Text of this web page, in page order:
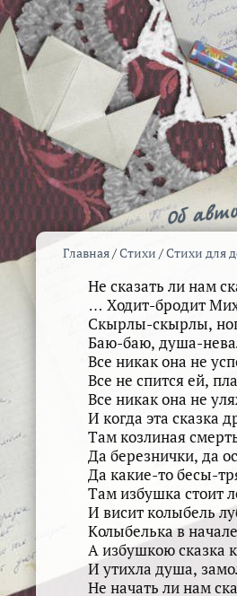
Главная/Стихи /Стихи для
Не сказать ли нам
… Ходит-бродит
Скырлы-скырлы,
Баю-баю, душа-
Все никак она не
Все не спится ей,
Все никак она не
И когда эта сказка
Там козлиная
Да березнички, да
Да какие-то бесы-
Там избушка стоит
И висит колыбель
Колыбелька в
А избушкою сказка
И утихла душа,
Не начать ли нам